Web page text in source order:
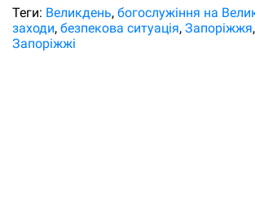
Теги: Великдень богослужіння на
заходи безпекова ситуація Запоріжжя
Запоріжжі